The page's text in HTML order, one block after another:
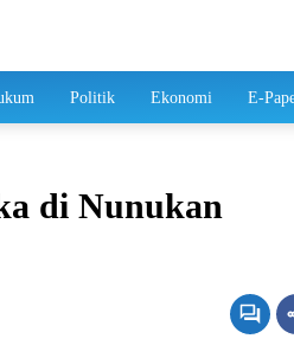
Politik Ekonomi E-
di Nunukan